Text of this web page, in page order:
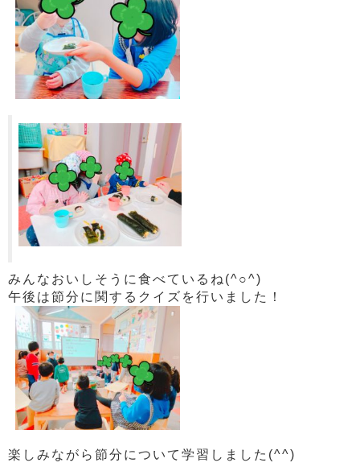
みんなおいしそうに食べているね(^○^)
午後は節分に関するクイズを行いました！
楽しみながら節分について学習しました(^^)